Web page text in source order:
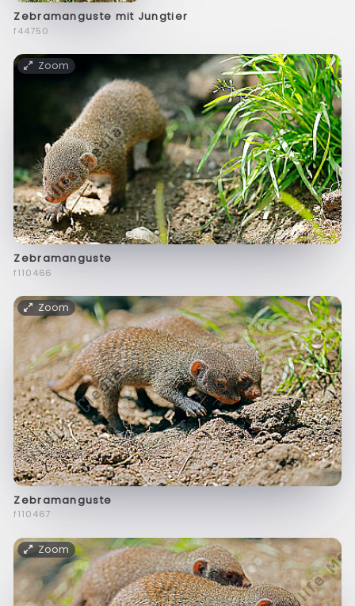
Zebramanguste mit Jungtier
f44750
Zoom
Zebramanguste
f110466
Zoom
Zebramanguste
f110467
Zoom